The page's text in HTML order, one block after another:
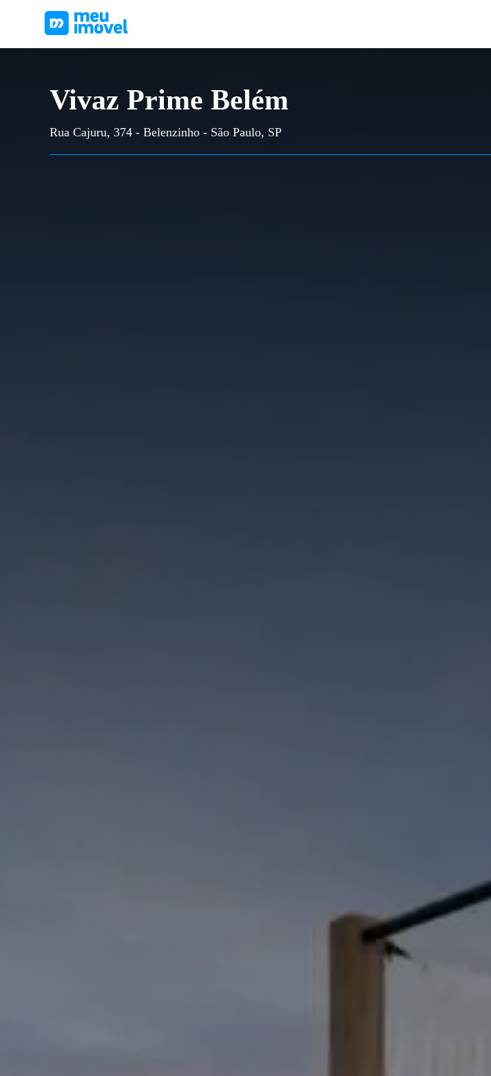
Vivaz Prime Belém
Rua Cajuru, 374 - Belenzinho - São Paulo, SP